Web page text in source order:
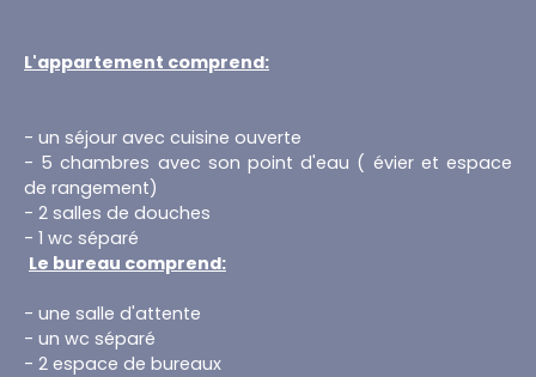
L'appartement comprend:
- un séjour avec cuisine ouverte
- 5 chambres avec son point d'eau ( évier et espace
de rangement)
- 2 salles de douches
- 1 wc séparé
Le bureau comprend:
- une salle d'attente
- un wc séparé
- 2 espace de bureaux